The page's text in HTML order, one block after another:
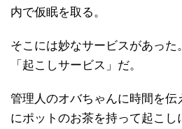
内で仮眠を取る。
そこには妙なサービスがあった。
「起こしサービス」だ。
管理人のオバちゃんに時間を伝
にポットのお茶を持って起こし